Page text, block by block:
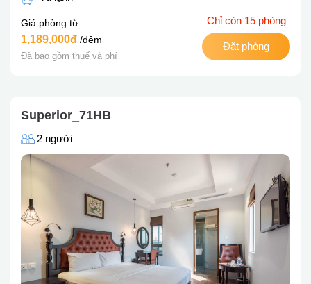
Giá phòng từ:
1,189,000đ /đêm
Đã bao gồm thuế và phí
Chỉ còn 15 phòng
Đặt phòng
Superior_71HB
2 người